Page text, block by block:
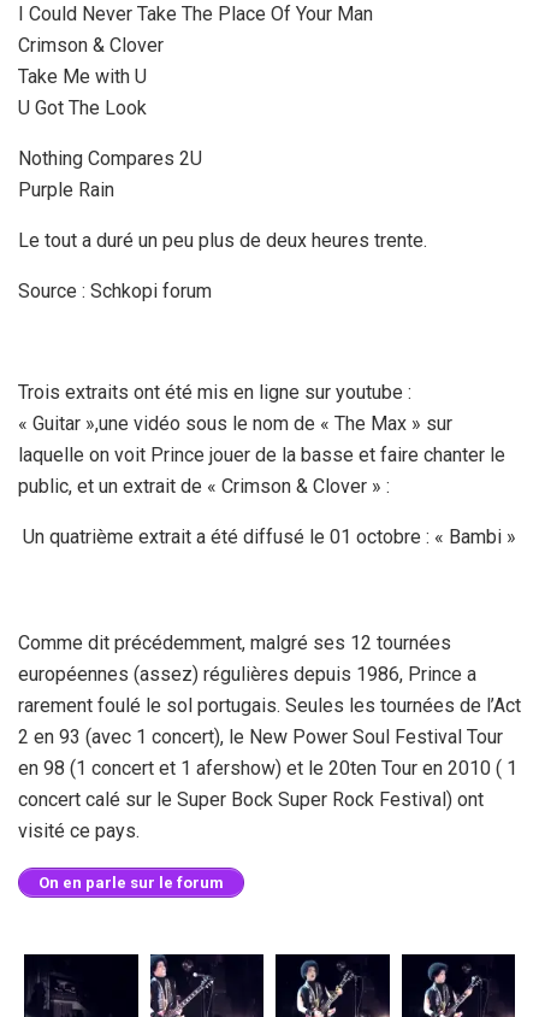
I Could Never Take The Place Of Your Man
Crimson & Clover
Take Me with U
U Got The Look
Nothing Compares 2U
Purple Rain
Le tout a duré un peu plus de deux heures trente.
Source : Schkopi forum
Trois extraits ont été mis en ligne sur youtube :
« Guitar »,une vidéo sous le nom de « The Max » sur
laquelle on voit Prince jouer de la basse et faire chanter le
public, et un extrait de « Crimson & Clover » :
Un quatrième extrait a été diffusé le 01 octobre : « Bambi »
Comme dit précédemment, malgré ses 12 tournées
européennes (assez) régulières depuis 1986, Prince a
rarement foulé le sol portugais. Seules les tournées de l’Act
2 en 93 (avec 1 concert), le New Power Soul Festival Tour
en 98 (1 concert et 1 afershow) et le 20ten Tour en 2010 ( 1
concert calé sur le Super Bock Super Rock Festival) ont
visité ce pays.
On en parle sur le forum